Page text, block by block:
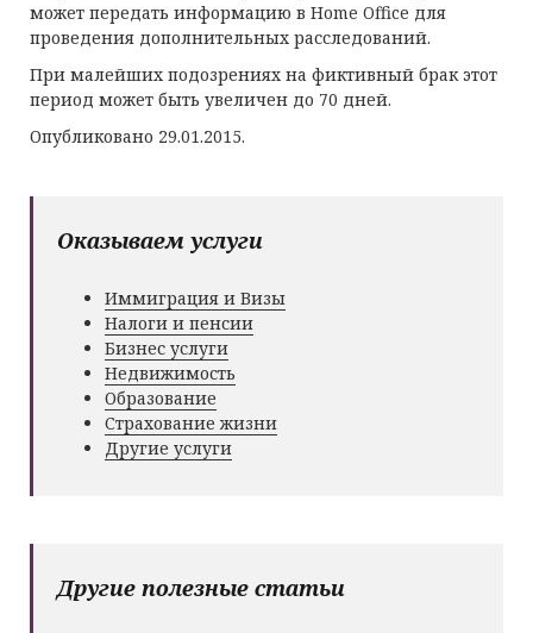
может передать информацию в Home Office для
проведения дополнительных расследований.
При малейших подозрениях на фиктивный брак этот
период может быть увеличен до 70 дней.
Опубликовано 29.01.2015.
Оказываем услуги
Иммиграция и Визы
Налоги и пенсии
Бизнес услуги
Недвижимость
Образование
Страхование жизни
Другие услуги
Другие полезные статьи